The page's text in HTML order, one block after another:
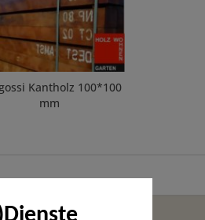
Kantholz 100*100
mm